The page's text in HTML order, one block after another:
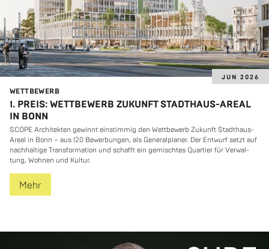
JUN 2026
WETT­BE­WERB
1. PREIS: WETTBEWERB ZUKUNFT STADTHAUS-AREAL
IN BONN
SCOPE Ar­chi­tek­ten ge­winnt ein­stim­mig den Wett­be­werb Zu­kunft Stadt­haus-
Areal in Bonn – aus 120 Be­wer­bun­gen, als Ge­ne­ral­pla­ner. Der Ent­wurf setzt auf
nach­hal­ti­ge Trans­for­ma­ti­on und schafft ein ge­misch­tes Quar­tier für Ver­wal­
tung, Woh­nen und Kul­tur.
Mehr